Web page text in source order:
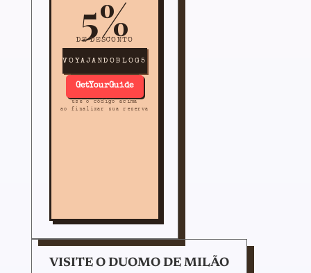
5%
DE DESCONTO
VOYAJANDOBLOG5
GetYourGuide
use o código acima
ao finalizar sua reserva
VISITE O DUOMO DE MILÃO